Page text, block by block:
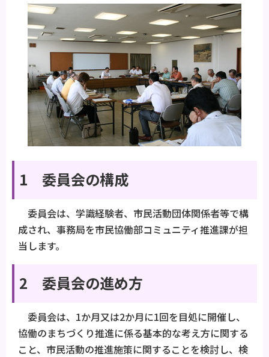
1 委員会の構成
委員会は、学識経験者、市民活動団体関係者等で構
成され、事務局を市民協働部コミュニティ推進課が担
当します。
2 委員会の進め方
委員会は、1か月又は2か月に1回を目処に開催し、
協働のまちづくり推進に係る基本的な考え方に関する
こと、市民活動の推進施策に関することを検討し、検